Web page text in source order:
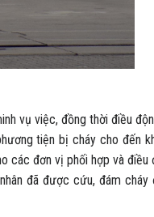
vụ việc, đồng thời điều
tiện bị cháy cho đến
các đơn vị phối hợp và điều
đã được cứu, đám